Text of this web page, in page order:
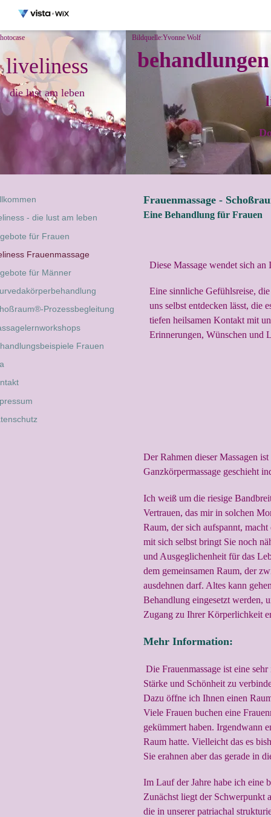
liveliness
die lust am leben
Bildquelle:Yvonne Wolf
- die lust am leben
für Frauen
Frauenmassage
für Männer
Prozessbegleitung
Frauen
Frauenmassage -
Eine Behandlung für Frauen
Diese Massage wendet sich
Eine sinnliche Gefühlsreise,
uns selbst entdecken lässt, die
tiefen heilsamen Kontakt mit
Erinnerungen, Wünschen und
Der Rahmen dieser Massagen
Ganzkörpermassage geschieht
Ich weiß um die riesige
Vertrauen, das mir in solchen
Raum, der sich aufspannt,
mit sich selbst bringt Sie noch
und Ausgeglichenheit für das
dem gemeinsamen Raum, der
ausdehnen darf. Altes kann
Behandlung eingesetzt werden,
Zugang zu Ihrer Körperlichkeit
Mehr Information:
Die Frauenmassage ist eine
Stärke und Schönheit zu
Dazu öffne ich Ihnen einen
Viele Frauen buchen eine
gekümmert haben. Irgendwann
Raum hatte. Vielleicht das es
Sie erahnen aber das gerade in
Im Lauf der Jahre habe ich eine
Zunächst liegt der Schwerpunkt
die in unserer patriachal